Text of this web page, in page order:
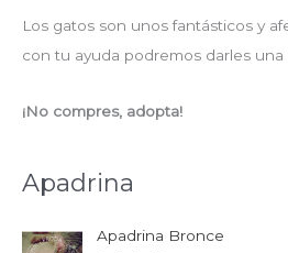
Los gatos son unos fantásticos y
con tu ayuda podremos darles una
¡No compres, adopta!
Apadrina
Apadrina Bronce